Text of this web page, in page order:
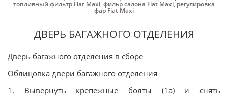
топливный фильтр Fiat Maxi,фильр салона Fiat Maxi,регулировка
фар Fiat Maxi
ДВЕРЬ БАГАЖНОГО ОТДЕЛЕНИЯ
Дверь багажного отделения в сборе
Облицовка двери багажного отделения
1. Вывернуть крепежные болты (1а) и снять